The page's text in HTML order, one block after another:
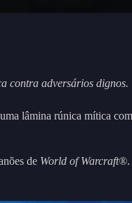
contra adversários dignos.
lâmina rúnica mítica
de World of Warcraft®